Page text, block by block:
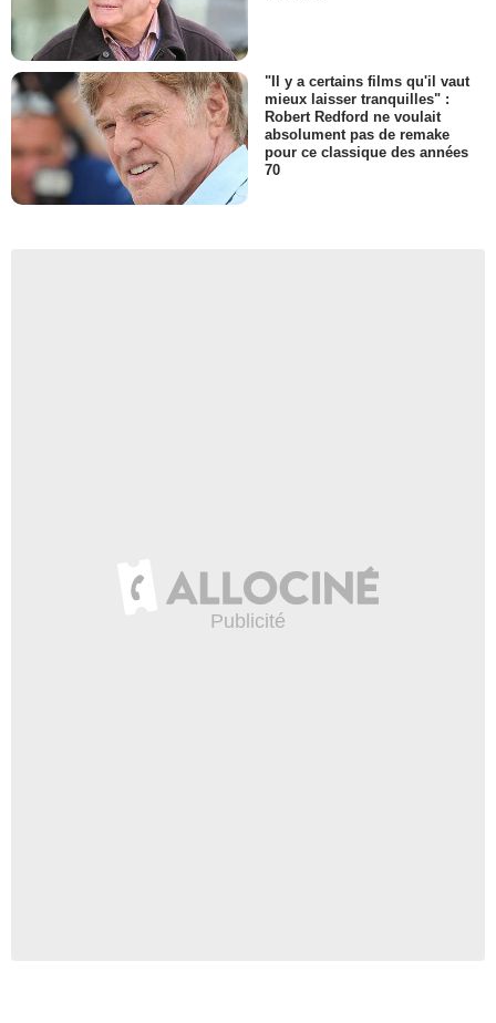
"Il y a certains films qu'il vaut
mieux laisser tranquilles" :
Robert Redford ne voulait
absolument pas de remake
pour ce classique des années
70